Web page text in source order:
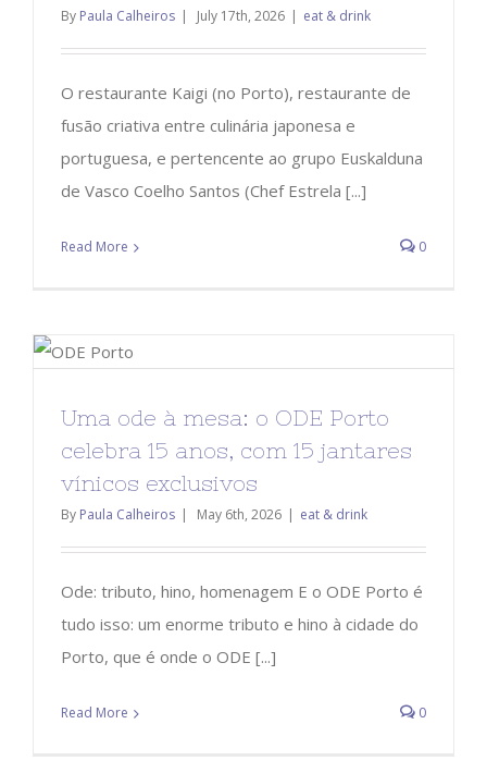
By Paula Calheiros | July 17th, 2026 | eat & drink
O restaurante Kaigi (no Porto), restaurante de
fusão criativa entre culinária japonesa e
portuguesa, e pertencente ao grupo Euskalduna
de Vasco Coelho Santos (Chef Estrela [...]
Read More 0
Uma ode à mesa: o ODE Porto
celebra 15 anos, com 15 jantares
vínicos exclusivos
By Paula Calheiros | May 6th, 2026 | eat & drink
Ode: tributo, hino, homenagem E o ODE Porto é
tudo isso: um enorme tributo e hino à cidade do
Porto, que é onde o ODE [...]
Read More 0